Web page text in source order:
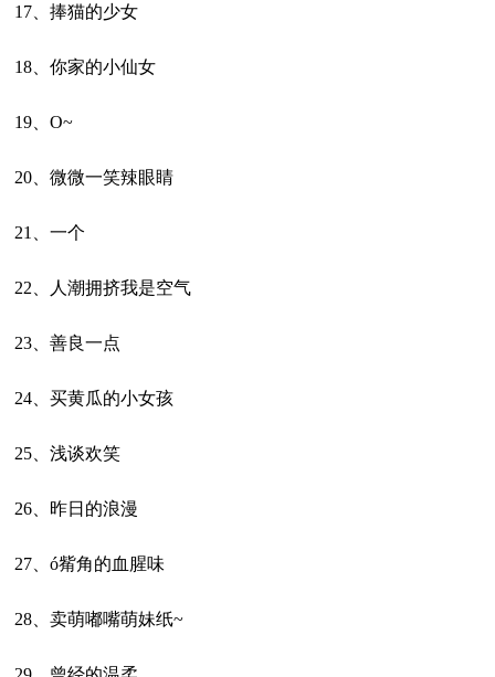
17、捧猫的少女
18、你家的小仙女
19、O~
20、微微一笑辣眼睛
21、一个
22、人潮拥挤我是空气
23、善良一点
24、买黄瓜的小女孩
25、浅谈欢笑
26、昨日的浪漫
27、ó觜角的血腥味
28、卖萌嘟嘴萌妹纸~